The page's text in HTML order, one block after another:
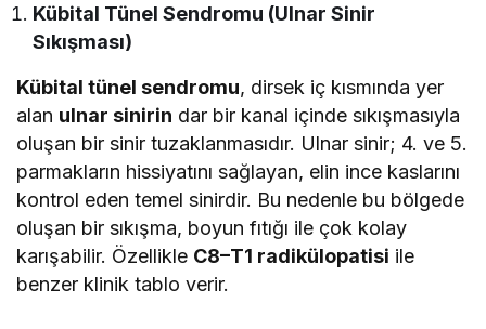
Kübital Tünel Sendromu (Ulnar Sinir
Sıkışması)
Kübital tünel sendromu, dirsek iç kısmında yer
alan ulnar sinirin dar bir kanal içinde sıkışmasıyla
oluşan bir sinir tuzaklanmasıdır. Ulnar sinir; 4. ve 5.
parmakların hissiyatını sağlayan, elin ince kaslarını
kontrol eden temel sinirdir. Bu nedenle bu bölgede
oluşan bir sıkışma, boyun fıtığı ile çok kolay
karışabilir. Özellikle C8–T1 radikülopatisi ile
benzer klinik tablo verir.